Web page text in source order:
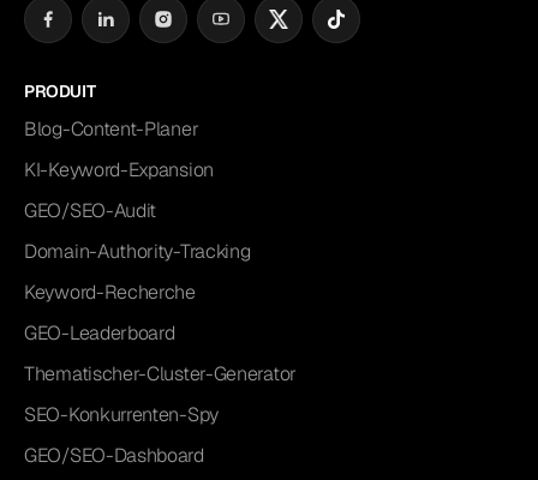
PRODUIT
Blog-Content-Planer
KI-Keyword-Expansion
GEO/SEO-Audit
Domain-Authority-Tracking
Keyword-Recherche
GEO-Leaderboard
Thematischer-Cluster-Generator
SEO-Konkurrenten-Spy
GEO/SEO-Dashboard